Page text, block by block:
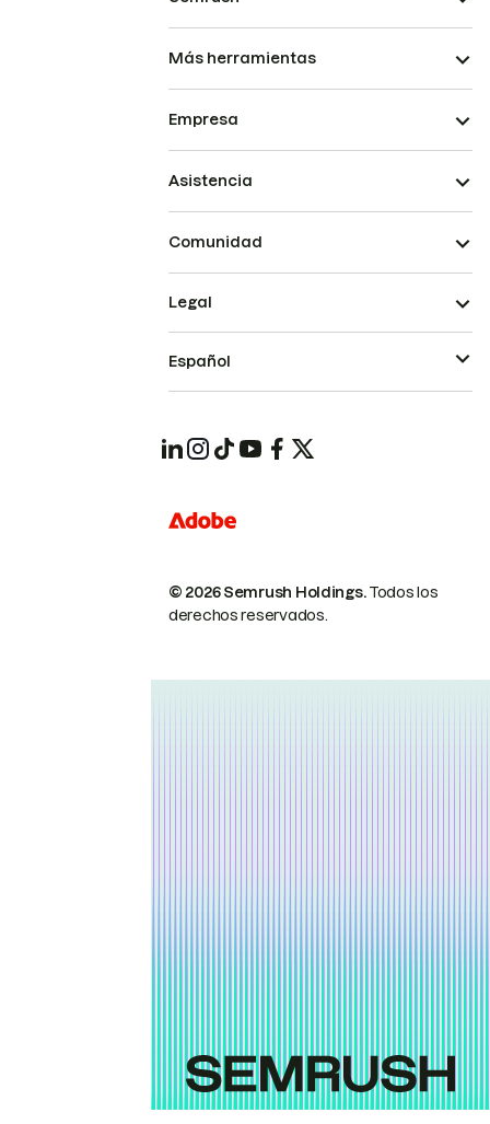
Más herramientas
Empresa
Asistencia
Comunidad
© 2026 Semrush Holdings.Todos los
derechos reservados.
Legal
Español